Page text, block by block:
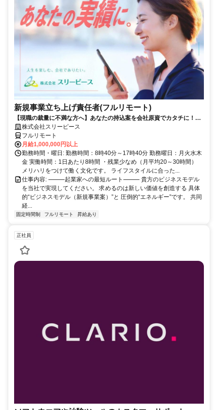
新規事業立ち上げ責任者(フルリモート)
【現職の裁量に不満な方へ】あなたの持込案を会社原資でカタチに！最
短6ヶ月で共同経営者の道へ
株式会社スリーピース
フルリモート
月給1,000,000円以上
勤務時間・曜日: 勤務時間：8時40分～17時40分 勤務曜日：月火水木
金 実働時間：1日あたり8時間 ・残業少なめ（月平均20～30時間）
メリハリをつけて働く文化です。 ライフスタイルに合った...
仕事内容: ⸻起業家への最短ルート⸻ 貴方のビジネスモデル
を当社で実現してください。 求めるのは新しい価値を創造する 具体
的“ビジネスモデル（新規事業案）”と 圧倒的“エネルギー”です。 共同
経...
固定時間制 フルリモート 昇給あり
正社員